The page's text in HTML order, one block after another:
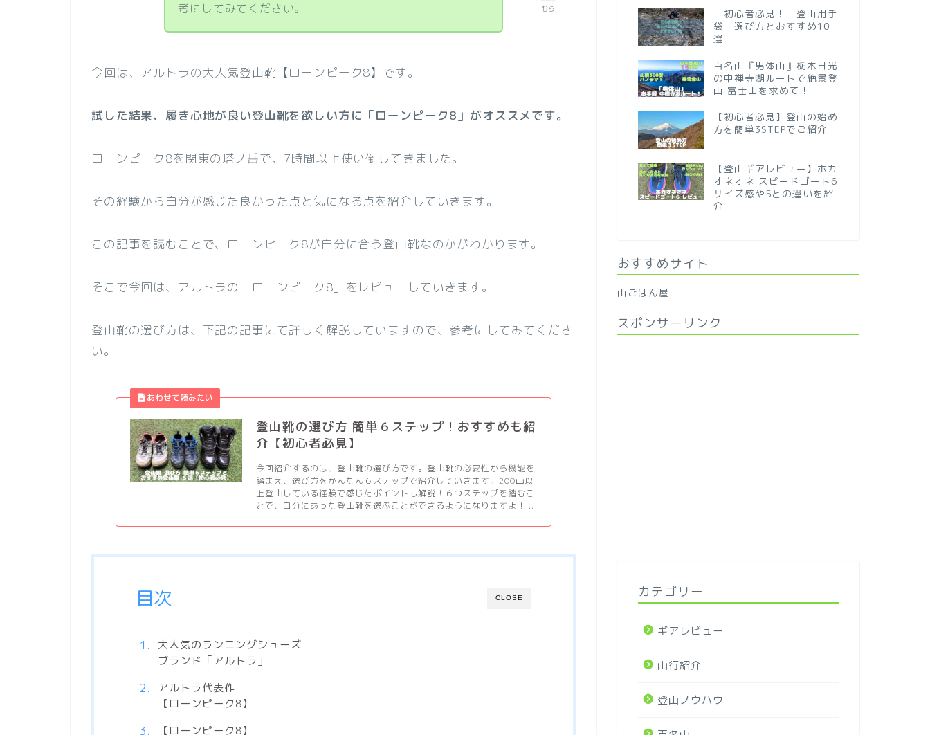
むら
考にしてみてください。
今回は、アルトラの大人気登山靴【ローンピーク8】です。
試した結果、履き心地が良い登山靴を欲しい方に「ローンピーク8」がオススメです。
ローンピーク8を関東の塔ノ岳で、7時間以上使い倒してきました。
その経験から自分が感じた良かった点と気になる点を紹介していきます。
この記事を読むことで、ローンピーク8が自分に合う登山靴なのかがわかります。
そこで今回は、アルトラの「ローンピーク8」をレビューしていきます。
登山靴の選び方は、下記の記事にて詳しく解説していますので、参考にしてみてくださ
い。
登山靴の選び方 簡単６ステップ！おすすめも紹
介【初心者必見】
今回紹介するのは、登山靴の選び方です。登山靴の必要性から機能を
踏まえ、選び方をかんたん６ステップで紹介していきます。200山以
上登山している経験で感じたポイントも解説！６つステップを踏むこ
とで、自分にあった登山靴を選ぶことができるようになりますよ！...
CLOSE
目次
大人気のランニングシューズ
ブランド「アルトラ」
アルトラ代表作
【ローンピーク8】
【ローンピーク8】
初心者必見！ 登山用手
袋 選び方とおすすめ10
選
百名山『男体山』栃木日光
の中禅寺湖ルートで絶景登
山 富士山を求めて！
【初心者必見】登山の始め
方を簡単3STEPでご紹介
【登山ギアレビュー】ホカ
オネオネ スピードゴート6
サイズ感や5との違いを紹
介
おすすめサイト
山ごはん屋
スポンサーリンク
カテゴリー
ギアレビュー
山行紹介
登山ノウハウ